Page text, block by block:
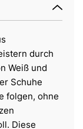
durch
Weiß und
Schuhe
folgen, ohne
Diese